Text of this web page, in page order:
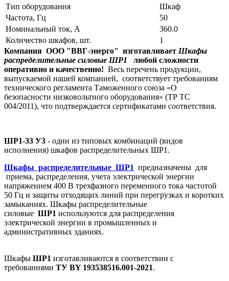
Тип оборудования
Шкаф
Частота, Гц
50
Номинальный ток, А
360.0
Количество шкафов, шт.
1
Компания ООО "ВВГ-энерго" изготавливает Шкафы
распределительные силовые ШР1
любой сложности
оперативно и качественно! Весь перечень продукции,
выпускаемой нашей компанией, соответствует требованиям
технического регламента Таможенного союза «О
безопасности низковольтного оборудования» (ТР ТС
004/2011), что подтверждается сертификатами соответствия.
ШР1-33 У3 - один из типовых комбинаций (видов
исполнения) шкафов распределительных ШР1.
Шкафы распределительные ШР1 предназначены для
приема, распределения, учета электрической энергии
напряжением 400 В трехфазного переменного тока частотой
50 Гц и защиты отходящих линий при перегрузках и коротких
замыканиях. Шкафы распределительные
силовые ШР1 используются для распределения
электрической энергии в промышленных и
административных зданиях.
Шкафы ШР1 изготавливаются в соответствии с
требованиями ТУ BY 193538516.001-2021.